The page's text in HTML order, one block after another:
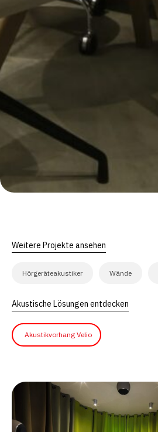
Weitere Projekte ansehen
Hörgeräteakustiker Wände
Akustische Lösungen entdecken
Akustikvorhang Velio